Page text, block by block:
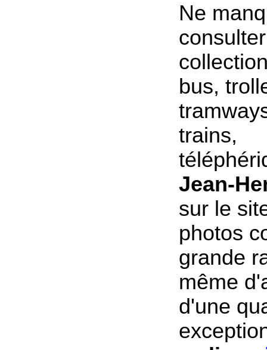
Ne
bus,
trains,
Jean-
sur le
photos
grande
même
d'une